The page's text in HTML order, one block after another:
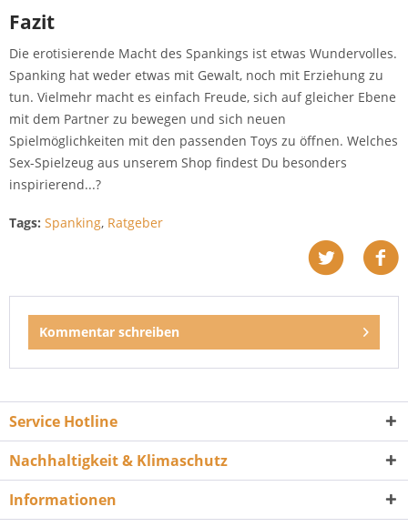
Fazit
Die erotisierende Macht des Spankings ist etwas Wundervolles.
Spanking hat weder etwas mit Gewalt, noch mit Erziehung zu
tun. Vielmehr macht es einfach Freude, sich auf gleicher Ebene
mit dem Partner zu bewegen und sich neuen
Spielmöglichkeiten mit den passenden Toys zu öffnen. Welches
Sex-Spielzeug aus unserem Shop findest Du besonders
inspirierend...?
Tags: Spanking, Ratgeber
Kommentar schreiben
Service Hotline
Nachhaltigkeit & Klimaschutz
Informationen